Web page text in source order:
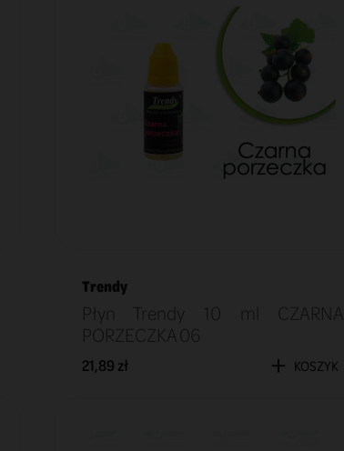
Trendy
Płyn Trendy 10 ml CZARNA
PORZECZKA 06
21,89 zł KOSZYK